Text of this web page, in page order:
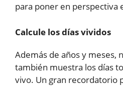
para poner en perspectiva
Calcule los días vividos
Además de años y meses,
también muestra los días
vivo. Un gran recordatorio